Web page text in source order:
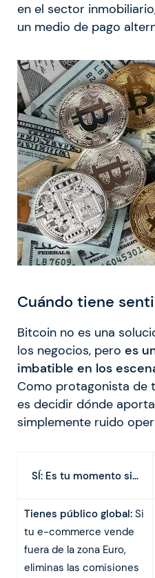
en el sector
un medio de pago
Cuándo tiene
Bitcoin no es una
los negocios, pero es
imbatible en los
Como protagonista de
es decidir dónde
simplemente ruido
SÍ: Es tu momento si…
Tienes público global:Si
tu e-commerce vende
fuera de la zona Euro,
eliminas las comisiones